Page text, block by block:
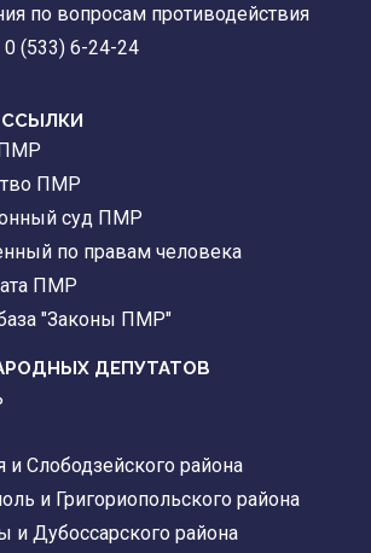
по вопросам противодействия
0 (533) 6-24-24
ПМР
ПМР
суд ПМР
по правам человека
ПМР
"Законы ПМР"
ДЕПУТАТОВ
и Слободзейского района
и Григориопольского района
и Дубоссарского района